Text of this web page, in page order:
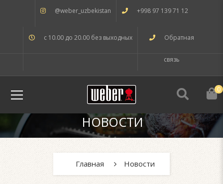
@weber_uzbekistan +998 97 139 71 12
с 10.00 до 20.00 без выходных Обратная
связь
0
НОВОСТИ
Главная Новости